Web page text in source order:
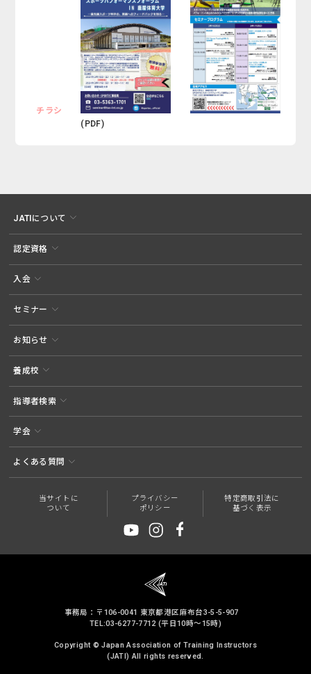
チラシ
(PDF)
JATIについて
認定資格
入会
セミナー
お知らせ
養成校
指導者検索
学会
よくある質問
当サイトに
ついて
プライバシー
ポリシー
特定商取引法に
基づく表示
事務局：〒106-0041 東京都港区麻布台3-5-5-907
TEL:03-6277-7712 (平日10時～15時)
Copyright © Japan Association of Training Instructors
(JATI) All rights reserved.